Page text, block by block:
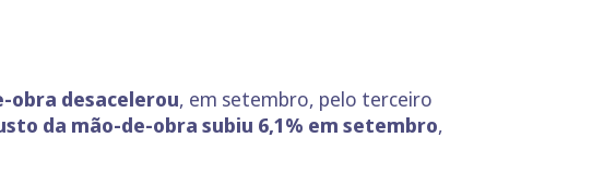
obra desacelerou, em setembro, pelo terceiro
da mão-de-obra subiu 6,1% em setembro,